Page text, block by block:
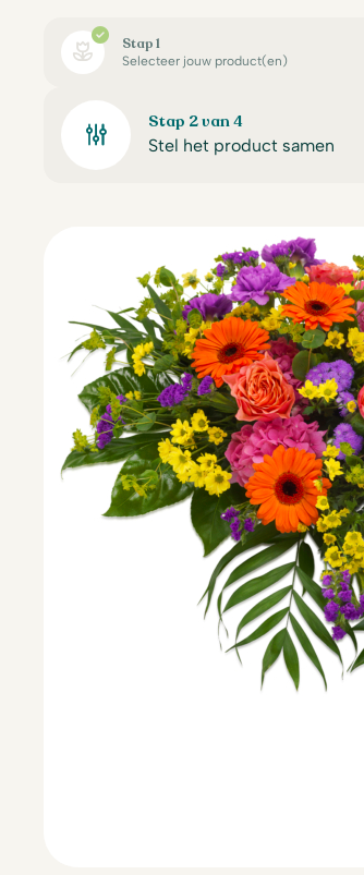
Stap 1
Selecteer jouw product(en)
Stap 2 van 4
Stel het product samen